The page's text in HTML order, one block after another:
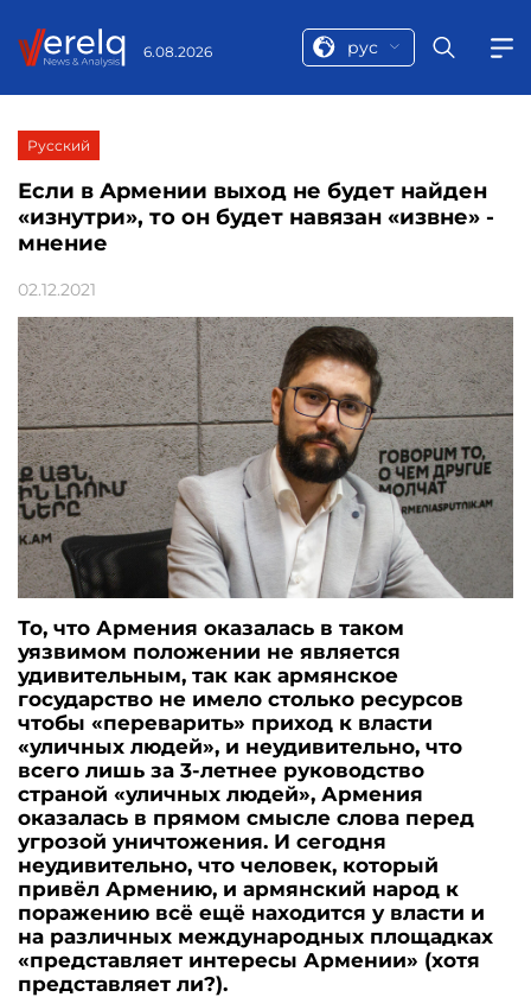
6.08.2026 рус
Русский
Если в Армении выход не будет найден
«изнутри», то он будет навязан «извне» -
мнение
02.12.2021
То, что Армения оказалась в таком
уязвимом положении не является
удивительным, так как армянское
государство не имело столько ресурсов
чтобы «переварить» приход к власти
«уличных людей», и неудивительно, что
всего лишь за 3-летнее руководство
страной «уличных людей», Армения
оказалась в прямом смысле слова перед
угрозой уничтожения. И сегодня
неудивительно, что человек, который
привёл Армению, и армянский народ к
поражению всё ещё находится у власти и
на различных международных площадках
«представляет интересы Армении» (хотя
представляет ли?).